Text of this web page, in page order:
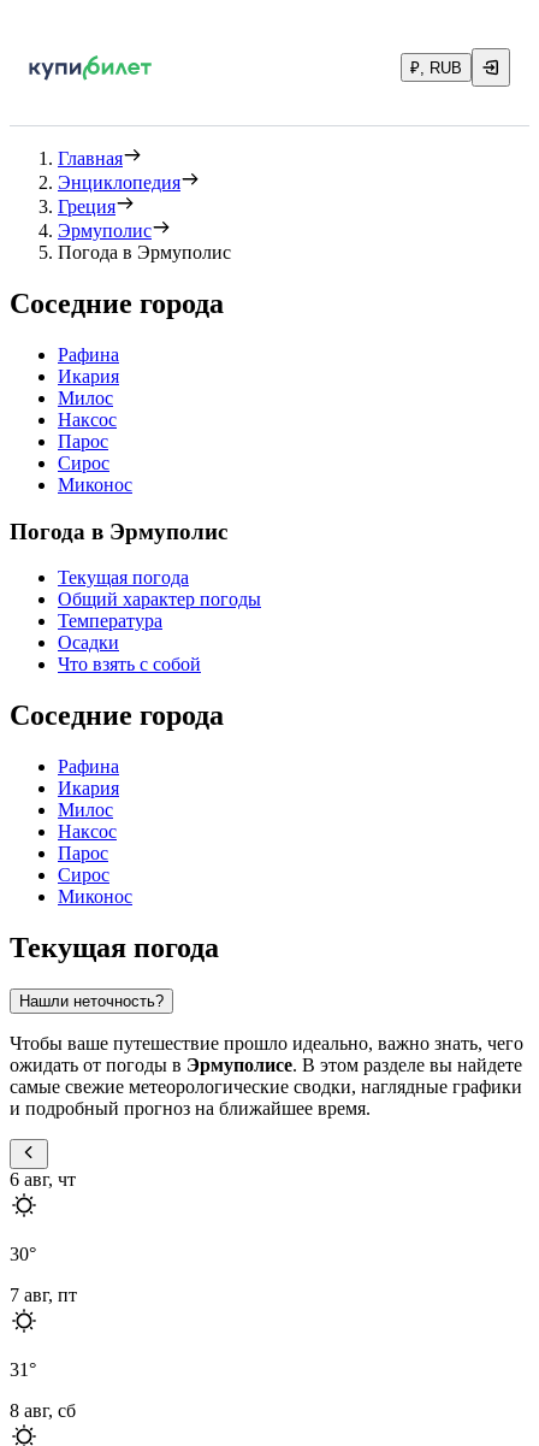
₽, RUB
Главная
Энциклопедия
Греция
Эрмуполис
Погода в Эрмуполис
Соседние города
Рафина
Икария
Милос
Наксос
Парос
Сирос
Миконос
Погода в Эрмуполис
Текущая погода
Общий характер погоды
Температура
Осадки
Что взять с собой
Соседние города
Рафина
Икария
Милос
Наксос
Парос
Сирос
Миконос
Текущая погода
Нашли неточность?
Чтобы ваше путешествие прошло идеально, важно знать, чего
ожидать от погоды в Эрмуполисе. В этом разделе вы найдете
самые свежие метеорологические сводки, наглядные графики
и подробный прогноз на ближайшее время.
6 авг, чт
30°
7 авг, пт
31°
8 авг, сб